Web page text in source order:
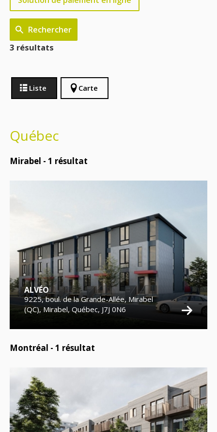
Rechercher
3 résultats
Liste Carte
Québec
Mirabel - 1 résultat
ALVÉO
9225, boul. de la Grande-Allée, Mirabel
(QC), Mirabel, Québec, J7J 0N6
Montréal - 1 résultat